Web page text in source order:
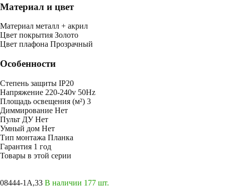
Материал и цвет
Mатериал металл + акрил
Цвет покрытия Золото
Цвет плафона Прозрачный
Особенности
Степень защиты IP20
Напряжение 220-240v 50Hz
Площадь освещения (м²) 3
Диммирование Нет
Пульт ДУНет
Умный дом Нет
Тип монтажа Планка
Гарантия 1 год
Товары в этой серии
08444-1A,33 В наличии 177 шт.